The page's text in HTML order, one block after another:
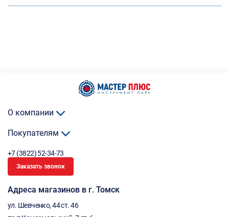
О компании
Покупателям
+7 (3822) 52-34-73
Заказать звонок
Адреса магазинов в г. Томск
ул. Шевченко, 44 ст. 46